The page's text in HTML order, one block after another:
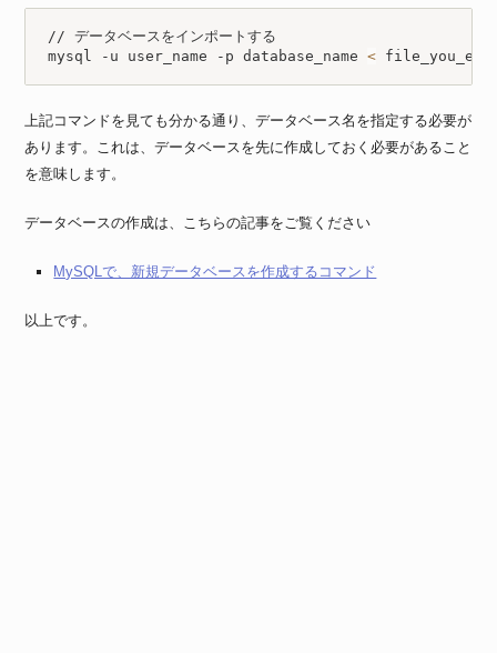
// データベースをインポートする
mysql -u user_name -p database_name <
上記コマンドを見ても分かる通り、データベース名を指定する必要が
あります。これは、データベースを先に作成しておく必要があること
を意味します。
データベースの作成は、こちらの記事をご覧ください
MySQLで、新規データベースを作成するコマンド
以上です。